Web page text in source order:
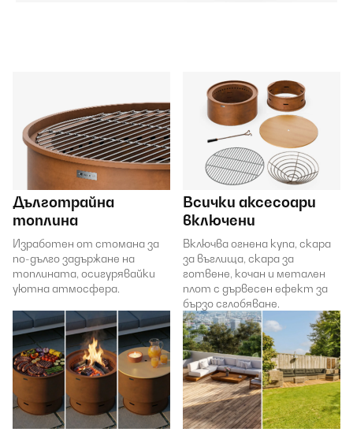
Дълготрайна
топлина
Изработен от стомана за
по-дълго задържане на
топлината, осигурявайки
уютна атмосфера.
Всички аксесоари
включени
Включва огнена купа, скара
за въглища, скара за
готвене, кочан и метален
плот с дървесен ефект за
бързо сглобяване.